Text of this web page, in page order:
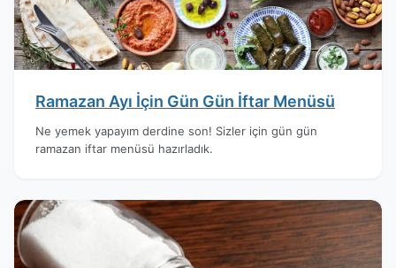
Ramazan Ayı İçin Gün Gün İftar Menüsü
Ne yemek yapayım derdine son! Sizler için gün gün
ramazan iftar menüsü hazırladık.